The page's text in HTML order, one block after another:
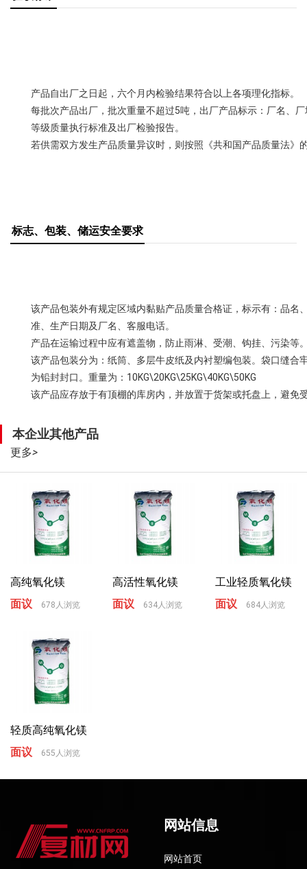
产品自出厂之日起，六个月内检验结果符合以上各项理化指标。
每批次产品出厂，批次重量不超过5吨，出厂产品标示：厂名、
等级质量执行标准及出厂检验报告。
若供需双方发生产品质量异议时，则按照《共和国产品质量法》
标志、包装、储运安全要求
该产品包装外有规定区域内黏贴产品质量合格证，标示有：品名
准、生产日期及厂名、客服电话。
产品在运输过程中应有遮盖物，防止雨淋、受潮、钩挂、污染等
该产品包装分为：纸筒、多层牛皮纸及内衬塑编包装。袋口缝合
为铅封封口。重量为：10KG\20KG\25KG\40KG\50KG
该产品应存放于有顶棚的库房内，并放置于货架或托盘上，避免
本企业其他产品
更多>
高纯氧化镁
面议
678人浏览
高活性氧化镁
面议
634人浏览
工业轻质氧化镁
面议
684人浏览
轻质高纯氧化镁
面议
655人浏览
网站信息
网站首页